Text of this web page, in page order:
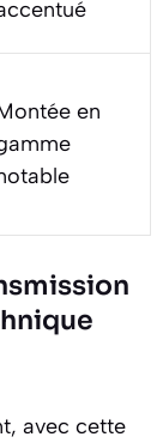
en
avec cette